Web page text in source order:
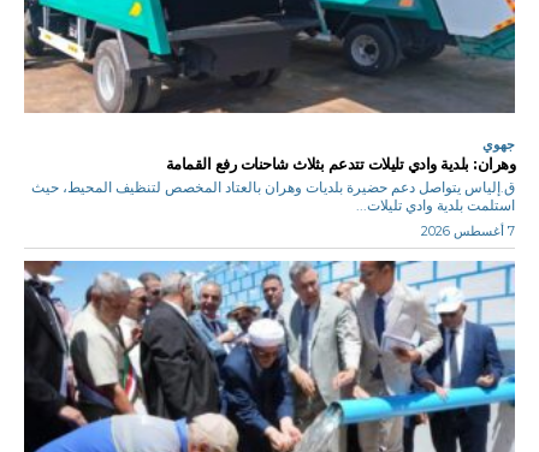
جهوي
وهران: بلدية وادي تليلات تتدعم بثلاث شاحنات رفع القمامة
ق.إلياس يتواصل دعم حضيرة بلديات وهران بالعتاد المخصص لتنظيف المحيط، حيث
استلمت بلدية وادي تليلات...
7 أغسطس 2026